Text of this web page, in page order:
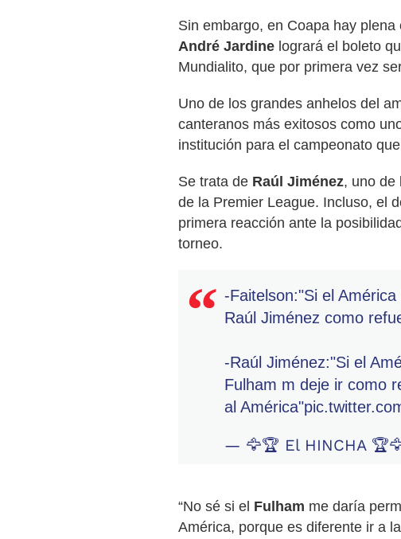
Sin embargo, en Coapa hay
André Jardine logrará el boleto
Mundialito, que por primera vez
Uno de los grandes anhelos del
canteranos más exitosos como
institución para el campeonato
Se trata de Raúl Jiménez, uno de
de la Premier League. Incluso, el
primera reacción ante la
torneo.
-Faitelson:"Si el
Raúl Jiménez como
-Raúl Jiménez:"Si el
Fulham m deje ir como
al América"
— 🦅🏆 El HINCHA
“No sé si el Fulham me daría
América, porque es diferente ir a